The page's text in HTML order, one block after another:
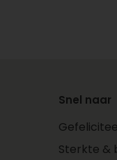
Snel naar
Sterkte &